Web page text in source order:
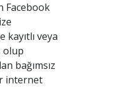
Facebook
kayıtlı veya
olup
bağımsız
internet